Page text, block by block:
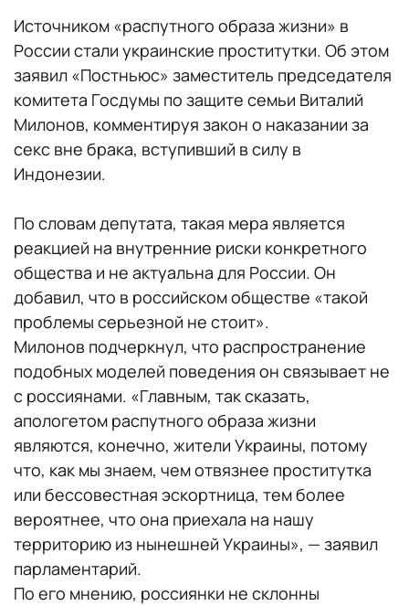
Источником «распутного образа жизни» в
России стали украинские проститутки. Об этом
заявил «Постньюс» заместитель председателя
комитета Госдумы по защите семьи Виталий
Милонов, комментируя закон о наказании за
секс вне брака, вступивший в силу в
Индонезии.
По словам депутата, такая мера является
реакцией на внутренние риски конкретного
общества и не актуальна для России. Он
добавил, что в российском обществе «такой
проблемы серьезной не стоит».
Милонов подчеркнул, что распространение
подобных моделей поведения он связывает не
с россиянами. «Главным, так сказать,
апологетом распутного образа жизни
являются, конечно, жители Украины, потому
что, как мы знаем, чем отвязнее проститутка
или бессовестная эскортница, тем более
вероятнее, что она приехала на нашу
территорию из нынешней Украины», — заявил
парламентарий.
По его мнению, россиянки не склонны